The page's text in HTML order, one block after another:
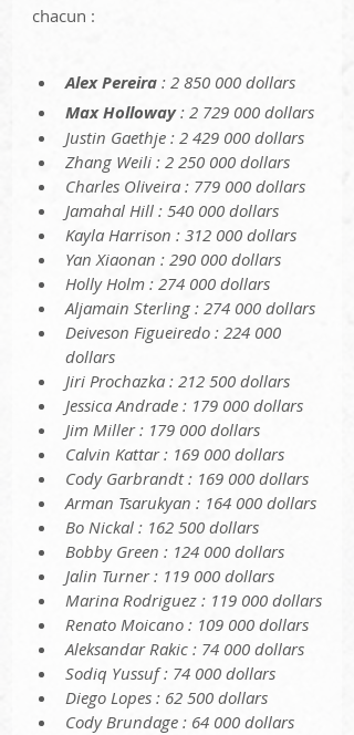
chacun :
Alex Pereira : 2 850 000 dollars
Max Holloway : 2 729 000 dollars
Justin Gaethje : 2 429 000 dollars
Zhang Weili : 2 250 000 dollars
Charles Oliveira : 779 000 dollars
Jamahal Hill : 540 000 dollars
Kayla Harrison : 312 000 dollars
Yan Xiaonan : 290 000 dollars
Holly Holm : 274 000 dollars
Aljamain Sterling : 274 000 dollars
Deiveson Figueiredo : 224 000
dollars
Jiri Prochazka : 212 500 dollars
Jessica Andrade : 179 000 dollars
Jim Miller : 179 000 dollars
Calvin Kattar : 169 000 dollars
Cody Garbrandt : 169 000 dollars
Arman Tsarukyan : 164 000 dollars
Bo Nickal : 162 500 dollars
Bobby Green : 124 000 dollars
Jalin Turner : 119 000 dollars
Marina Rodriguez : 119 000 dollars
Renato Moicano : 109 000 dollars
Aleksandar Rakic : 74 000 dollars
Sodiq Yussuf : 74 000 dollars
Diego Lopes : 62 500 dollars
Cody Brundage : 64 000 dollars